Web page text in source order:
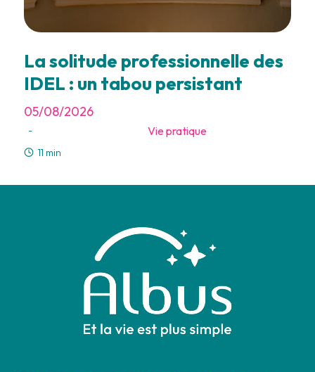
La solitude professionnelle des
IDEL : un tabou persistant
05/08/2026
- Vie pratique
11 min